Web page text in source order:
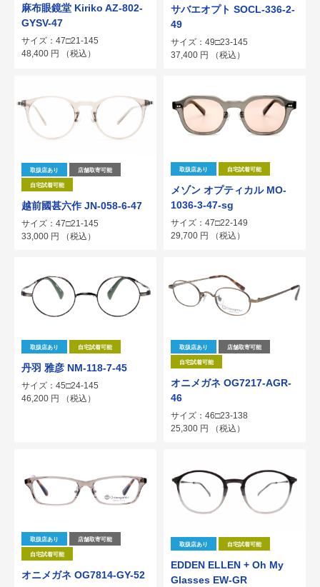
麻布眼鏡堂 Kiriko AZ-802-
GYSV-47
サイズ：47□21-145
48,400 円 （税込）
サバエオプト SOCL-336-2-
49
サイズ：49□23-145
37,400 円 （税込）
取扱店あり 店舗取寄可能
自宅試着可能
越前國甚六作 JN-058-6-47
サイズ：47□21-145
33,000 円 （税込）
取扱店あり 自宅試着可能
メゾン オプティカル MO-
1036-3-47-sg
サイズ：47□22-149
29,700 円 （税込）
取扱店あり 自宅試着可能
丹羽 雅彦 NM-118-7-45
サイズ：45□24-145
46,200 円 （税込）
取扱店あり 店舗取寄可能
自宅試着可能
オニメガネ OG7217-AGR-
46
サイズ：46□23-138
25,300 円 （税込）
取扱店あり 店舗取寄可能
自宅試着可能
オニメガネ OG7814-GY-52
取扱店あり 自宅試着可能
EDDEN ELLEN + Oh My
Glasses EW-GR